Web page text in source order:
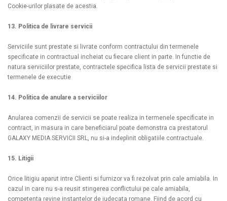
Cookie-urilor plasate de acestia.
13. Politica de livrare servicii
Serviciile sunt prestate si livrate conform contractului din termenele
specificate in contractual incheiat cu fiecare client in parte. In functie de
natura serviciilor prestate, contractele specifica lista de servicii prestate si
termenele de executie
14. Politica de anulare a serviciilor
Anularea comenzii de servicii se poate realiza in termenele specificate in
contract, in masura in care beneficiarul poate demonstra ca prestatorul
GALAXY MEDIA SERVICII SRL, nu si-a indeplinit obligatiile contractuale.
15. Litigii
Orice litigiu aparut intre Clienti si furnizor va fi rezolvat prin cale amiabila. In
cazul in care nu s-a reusit stingerea conflictului pe cale amiabila,
competenta revine instantelor de judecata romane. Fiind de acord cu